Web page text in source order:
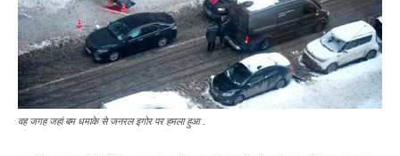
वह जगह जहां बम धमाके से जनरल इगोर पर हमला हुआ .